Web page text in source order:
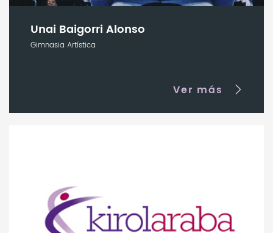
Unai Baigorri Alonso
Gimnasia Artística
Ver más